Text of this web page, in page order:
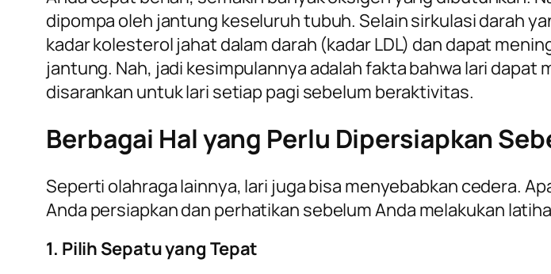
dipompa oleh jantung keseluruh tubuh. Selain sirkulasi darah
kadar kolesterol jahat dalam darah (kadar LDL) dan dapat
jantung. Nah, jadi kesimpulannya adalah fakta bahwa lari
disarankan untuk lari setiap pagi sebelum beraktivitas.
Berbagai Hal yang Perlu Dipersiapkan
Seperti olahraga lainnya, lari juga bisa menyebabkan cedera.
Anda persiapkan dan perhatikan sebelum Anda melakukan
1. Pilih Sepatu yang Tepat